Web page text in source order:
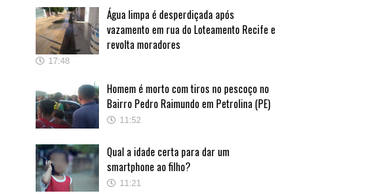
Água limpa é desperdiçada após
vazamento em rua do Loteamento Recife e
revolta moradores
17:48
Homem é morto com tiros no pescoço no
Bairro Pedro Raimundo em Petrolina (PE)
11:52
Qual a idade certa para dar um
smartphone ao filho?
11:21